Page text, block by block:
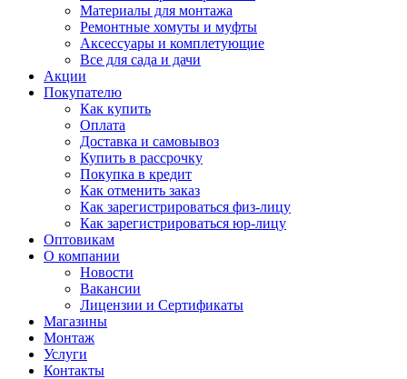
Материалы для монтажа
Ремонтные хомуты и муфты
Аксессуары и комплетующие
Все для сада и дачи
Акции
Покупателю
Как купить
Оплата
Доставка и самовывоз
Купить в рассрочку
Покупка в кредит
Как отменить заказ
Как зарегистрироваться физ-лицу
Как зарегистрироваться юр-лицу
Оптовикам
О компании
Новости
Вакансии
Лицензии и Сертификаты
Магазины
Монтаж
Услуги
Контакты